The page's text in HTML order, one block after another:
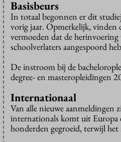
Basisbeurs
In totaal begonnen er dit
vorig jaar. Opmerkelijk, vinden
vermoeden dat de herinvoering
schoolverlaters aangespoord
De instroom bij de
degree- en masteropleidingen
Internationaal
Van alle nieuwe aanmeldingen
internationals komt uit Europa
honderden gegroeid, terwijl